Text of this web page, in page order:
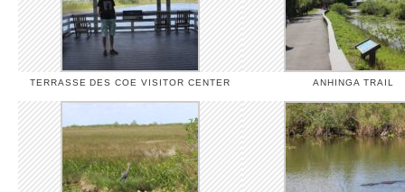
TERRASSE DES COE VISITOR CENTER ANHINGA TRAIL